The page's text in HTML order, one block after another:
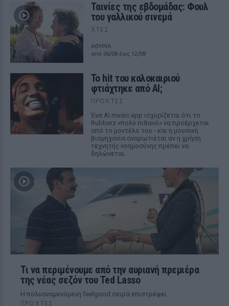
Ταινίες της εβδομάδας: Φουλ
του γαλλικού σινεμά
ΧΤΕΣ
ΑΘΗΝΑ
από 06/08 έως 12/08
Το hit του καλοκαιριού
φτιάχτηκε από AI;
ΠΡΟΧΤΈΣ
Ένα AI music app ισχυρίζεται ότι το
Rubberz «πολύ πιθανό» να προέρχεται
από το μοντέλο του - και η μουσική
βιομηχανία αναρωτιέται αν η χρήση
τεχνητής νοημοσύνης πρέπει να
δηλώνεται.
Τι να περιμένουμε από την αυριανή πρεμιέρα
της νέας σεζόν του Ted Lasso
Η πολυαναμενόμενη feelgood σειρά επιστρέφει
ΠΡΟΧΤΈΣ